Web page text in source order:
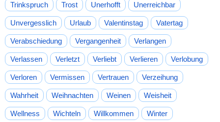
Trinkspruch Trost Unerhofft Unerreichbar
Unvergesslich Urlaub Valentinstag Vatertag
Verabschiedung Vergangenheit Verlangen
Verlassen Verletzt Verliebt Verlieren Verlobung
Verloren Vermissen Vertrauen Verzeihung
Wahrheit Weihnachten Weinen Weisheit
Wellness Wichteln Willkommen Winter